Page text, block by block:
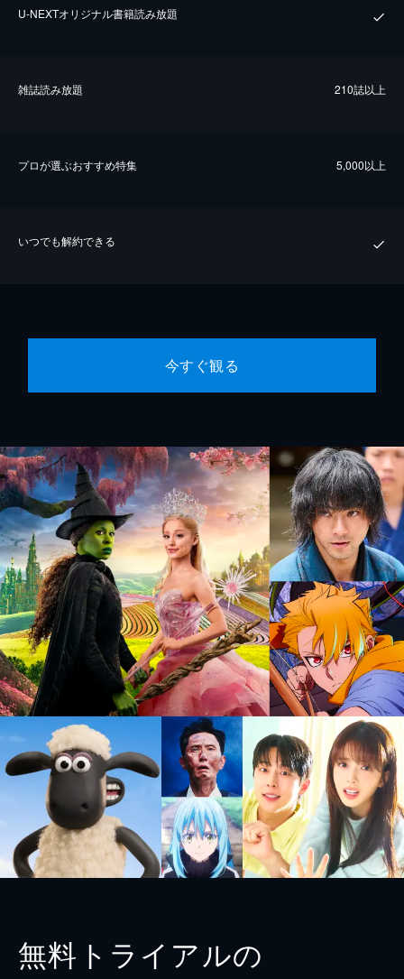
U-NEXTオリジナル書籍読み放題
雑誌読み放題 210誌以上
プロが選ぶおすすめ特集 5,000以上
いつでも解約できる
今すぐ観る
無料トライアルの